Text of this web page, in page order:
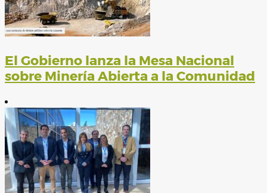
El Gobierno lanza la Mesa Nacional
sobre Minería Abierta a la Comunidad